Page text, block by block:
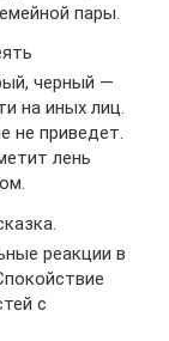
пары.
черный —
на иных лиц.
не приведет.
лень
реакции в
с